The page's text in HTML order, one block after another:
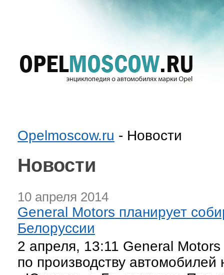
Opelmoscow.ru - Новости
Новости
10 апреля 2014
General Motors планирует
Белоруссии
2 апреля, 13:11 General
по производству автомобилей